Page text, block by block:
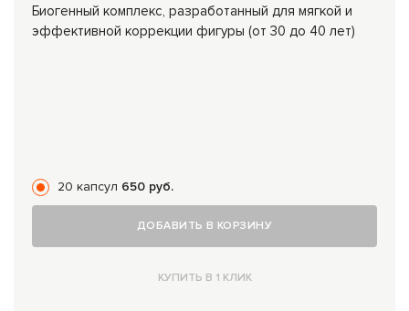
Биогенный комплекс, разработанный для мягкой и
эффективной коррекции фигуры (от 30 до 40 лет)
20 капсул 650 руб.
ДОБАВИТЬ В КОРЗИНУ
КУПИТЬ В 1 КЛИК